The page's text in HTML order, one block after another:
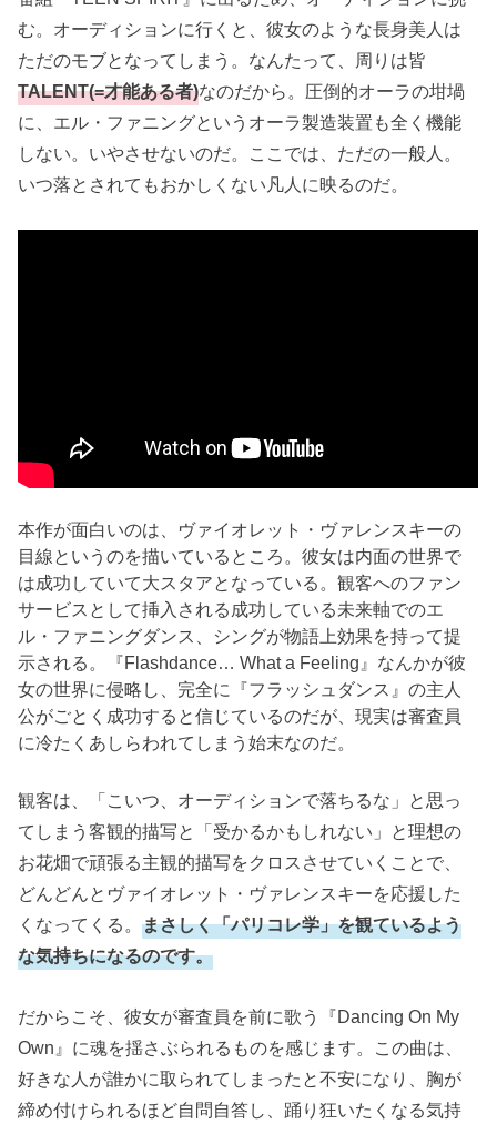
む。オーディションに行くと、彼女のような長身美人は
ただのモブとなってしまう。なんたって、周りは皆
TALENT(=才能ある者)なのだから。圧倒的オーラの坩堝
に、エル・ファニングというオーラ製造装置も全く機能
しない。いやさせないのだ。ここでは、ただの一般人。
いつ落とされてもおかしくない凡人に映るのだ。
本作が面白いのは、ヴァイオレット・ヴァレンスキーの
目線というのを描いているところ。彼女は内面の世界で
は成功していて大スタアとなっている。観客へのファン
サービスとして挿入される成功している未来軸でのエ
ル・ファニングダンス、シングが物語上効果を持って提
示される。『Flashdance… What a Feeling』なんかが彼
女の世界に侵略し、完全に『フラッシュダンス』の主人
公がごとく成功すると信じているのだが、現実は審査員
に冷たくあしらわれてしまう始末なのだ。
観客は、「こいつ、オーディションで落ちるな」と思っ
てしまう客観的描写と「受かるかもしれない」と理想の
お花畑で頑張る主観的描写をクロスさせていくことで、
どんどんとヴァイオレット・ヴァレンスキーを応援した
くなってくる。まさしく「パリコレ学」を観ているよう
な気持ちになるのです。
だからこそ、彼女が審査員を前に歌う『Dancing On My
Own』に魂を揺さぶられるものを感じます。この曲は、
好きな人が誰かに取られてしまったと不安になり、胸が
締め付けられるほど自問自答し、踊り狂いたくなる気持